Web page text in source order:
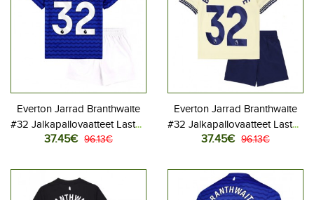
Everton Jarrad Branthwaite
#32 Jalkapallovaatteet Lasten
Kotipeliasu 2025-26
housut)
37.45€ 96.13€
Everton Jarrad Branthwaite
#32 Jalkapallovaatteet Lasten
Vieraspeliasu 2025-26
housut)
37.45€ 96.13€